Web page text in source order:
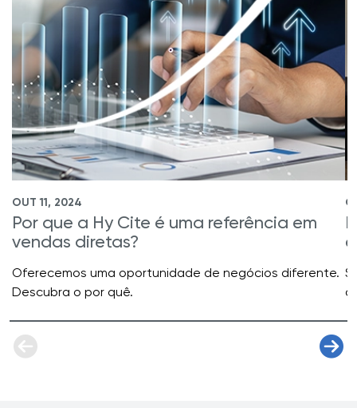
OUT 11, 2024
Por que a Hy Cite é uma referência em
vendas diretas?
Oferecemos uma oportunidade de negócios diferente.
Descubra o por quê.